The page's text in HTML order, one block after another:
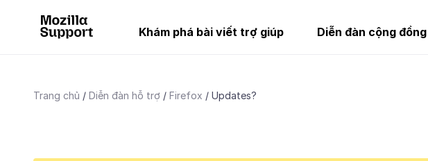
Khám phá bài viết trợ giúp Diễn đàn cộng đồng
Trang chủ Diễn đàn hỗ trợ Firefox Updates?